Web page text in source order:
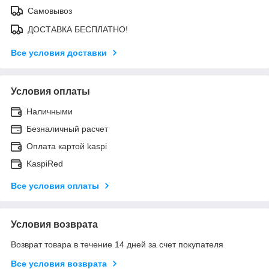
Самовывоз
ДОСТАВКА БЕСПЛАТНО!
Все условия доставки
Условия оплаты
Наличными
Безналичный расчет
Оплата картой kaspi
KaspiRed
Все условия оплаты
Условия возврата
Возврат товара в течение 14 дней за счет покупателя
Все условия возврата